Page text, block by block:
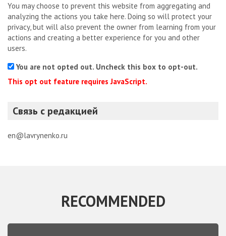
You may choose to prevent this website from aggregating and
analyzing the actions you take here. Doing so will protect your
privacy, but will also prevent the owner from learning from your
actions and creating a better experience for you and other
users.
You are not opted out. Uncheck this box to opt-out.
This opt out feature requires JavaScript.
Связь с редакцией
en@lavrynenko.ru
RECOMMENDED